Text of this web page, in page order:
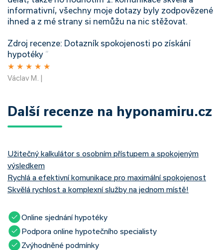
informativní, všechny moje dotazy byly zodpovězené
ihned a z mé strany si nemůžu na nic stěžovat.
Zdroj recenze: Dotazník spokojenosti po získání
hypotéky ”
★ ★ ★ ★ ★
Václav M. |
Další recenze na hyponamiru.cz
Užitečný kalkulátor s osobním přístupem a spokojeným
výsledkem
Rychlá a efektivní komunikace pro maximální spokojenost
Skvělá rychlost a komplexní služby na jednom místě!
Online sjednání hypotéky
Podpora online hypotečního specialisty
Zvýhodněné podmínky